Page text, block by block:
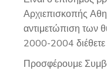
Αρχιεπισκοπής
αντιμετώπιση των
2000-2004 διέθετε
Προσφέρουμε